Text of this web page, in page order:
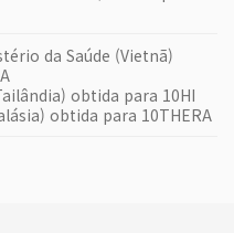
da Saúde (Vietnã)
obtida para 10HI
obtida para 10THERA